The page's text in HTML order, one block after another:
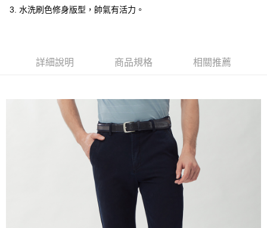
全家取貨付款
每筆NT$60，滿NT$1,200(含以上)免運費
每筆NT$60，滿NT$1,200(含以上)免運費
付款後萊爾富取貨
每筆NT$60，滿NT$1,200(含以上)免運費
每筆NT$60，滿NT$1,200(含以上)免運費
每筆NT$60，滿NT$1,200(含以上)免運費
3. 水洗刷色修身版型，帥氣有活力。
詳細說明 商品規格 相關推薦